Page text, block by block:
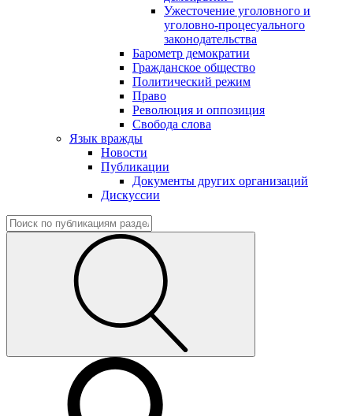
Ужесточение уголовного и
уголовно-процесуального
законодательства
Барометр демократии
Гражданское общество
Политический режим
Право
Революция и оппозиция
Свобода слова
Язык вражды
Новости
Публикации
Документы других организаций
Дискуссии